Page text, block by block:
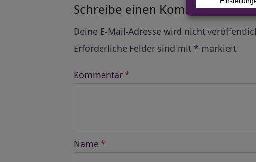
Schreibe einen Kommentar
Deine E-Mail-Adresse wird nicht
Erforderliche Felder sind mit * markiert
Kommentar *
Name *